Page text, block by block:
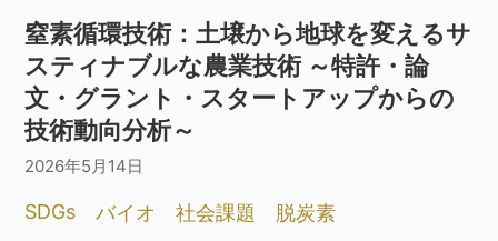
窒素循環技術：土壌から地球を変えるサ
スティナブルな農業技術 ～特許・論
文・グラント・スタートアップからの
技術動向分析～
2026年5月14日
SDGs バイオ 社会課題 脱炭素